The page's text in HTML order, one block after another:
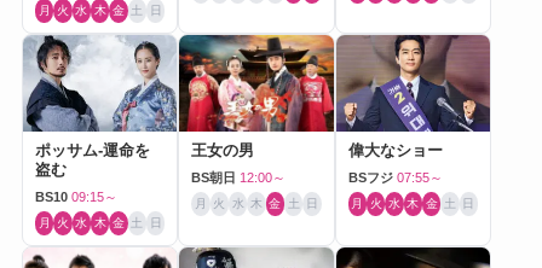
月 火 水 木 金 土 日
ポッサム-運命を
盗む
BS10 09:15～
月 火 水 木 金 土 日
王女の男
BS朝日 12:00～
月 火 水 木 金 土 日
偉大なショー
BSフジ 07:55～
月 火 水 木 金 土 日